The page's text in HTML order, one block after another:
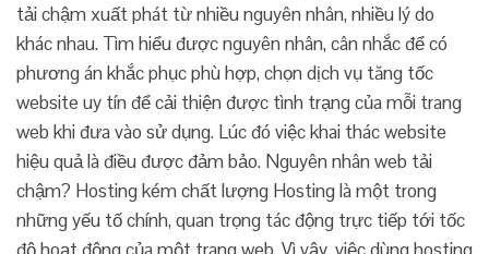
tải chậm xuất phát từ nhiều nguyên nhân, nhiều lý do
khác nhau. Tìm hiểu được nguyên nhân, cân nhắc để có
phương án khắc phục phù hợp, chọn dịch vụ tăng tốc
website uy tín để cải thiện được tình trạng của mỗi trang
web khi đưa vào sử dụng. Lúc đó việc khai thác website
hiệu quả là điều được đảm bảo. Nguyên nhân web tải
chậm? Hosting kém chất lượng Hosting là một trong
những yếu tố chính, quan trọng tác động trực tiếp tới tốc